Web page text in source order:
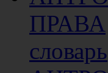
ПРАВА
словарь